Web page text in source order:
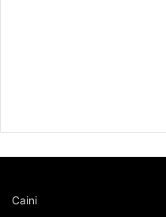
Caini